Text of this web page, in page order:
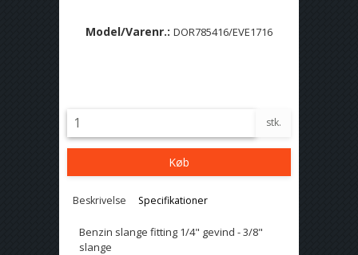
Model/Varenr.: DOR785416/EVE1716
stk.
Køb
Beskrivelse Specifikationer
Benzin slange fitting 1/4" gevind - 3/8"
slange